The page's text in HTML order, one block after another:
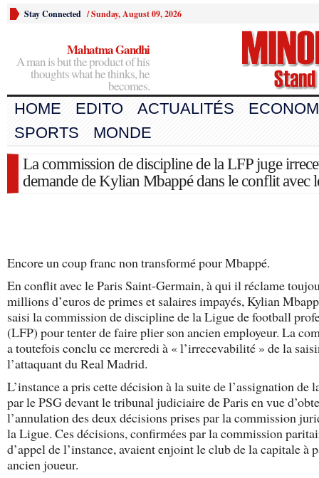
Stay Connected /Sunday, August 09, 2026
Mahatma Gandhi
A man is but the product of his
thoughts what he thinks, he
becomes.
HOME EDITO ACTUALITÉS
SPORTS
MONDE
La commission de discipline de la LFP juge
demande de Kylian Mbappé dans le conflit avec
Encore un coup franc non transformé pour Mbappé.
En conflit avec le Paris Saint-Germain, à qui il réclame
millions d’euros de primes et salaires impayés, Kylian
saisi la commission de discipline de la Ligue de football
(LFP) pour tenter de faire plier son ancien employeur. La
a toutefois conclu ce mercredi à « l’irrecevabilité » de la
l’attaquant du Real Madrid.
L’instance a pris cette décision à la suite de l’assignation de
par le PSG devant le tribunal judiciaire de Paris en vue
l’annulation des deux décisions prises par la commission
la Ligue. Ces décisions, confirmées par la commission
d’appel de l’instance, avaient enjoint le club de la capitale à
ancien joueur.